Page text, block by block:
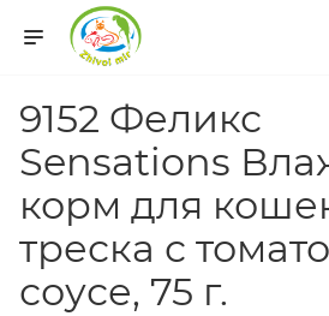
9152 Феликс
Sensations
корм для
треска с
соусе, 75 г.